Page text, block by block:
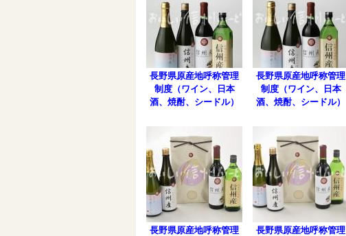
長野県原産地呼称管理
制度（ワイン、日本
酒、焼酎、シードル）
長野県原産地呼称管理
制度（ワイン、日本
酒、焼酎、シードル）
長野県原産地呼称管理 長野県原産地呼称管理